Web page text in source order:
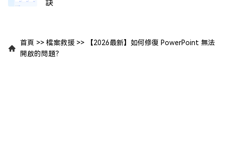
訣
首頁 >> 檔案救援 >>
【2026最新】如何修復 PowerPoint 無法
開啟的問題？